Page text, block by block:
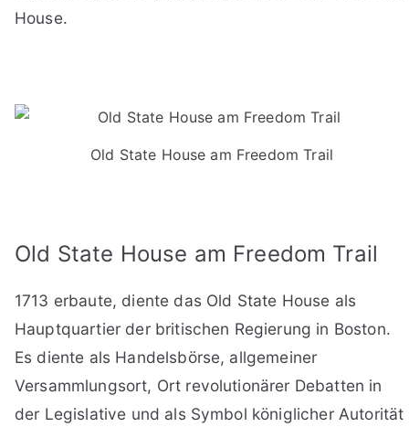
House.
Old State House am Freedom Trail
Old State House am Freedom Trail
1713 erbaute, diente das Old State House als
Hauptquartier der britischen Regierung in Boston.
Es diente als Handelsbörse, allgemeiner
Versammlungsort, Ort revolutionärer Debatten in
der Legislative und als Symbol königlicher Autorität